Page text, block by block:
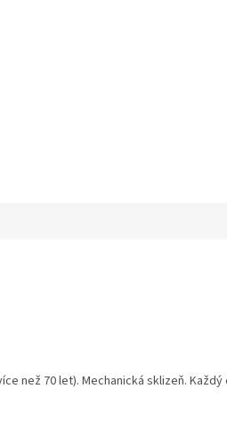
než 70 let). Mechanická sklizeň.